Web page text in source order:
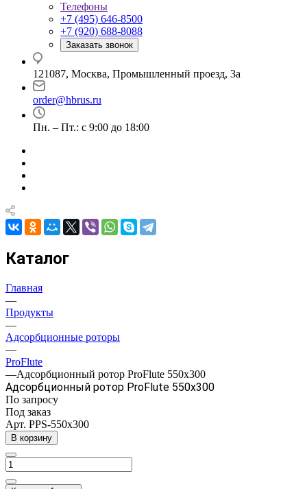
Телефоны
+7 (495) 646-8500
+7 (920) 688-8088
Заказать звонок
121087, Москва, Промышленный проезд, 3а
order@hbrus.ru
Пн. – Пт.: с 9:00 до 18:00
Каталог
Главная
—
Продукты
—
Адсорбционные роторы
—
ProFlute
—Адсорбционный ротор ProFlute 550x300
Адсорбционный ротор ProFlute 550x300
По запросу
Под заказ
Арт. PPS-550x300
В корзину